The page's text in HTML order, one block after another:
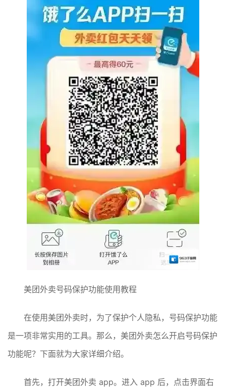
美团外卖号码保护功能使用教程
在使用美团外卖时，为了保护个人隐私，号码保护功能
是一项非常实用的工具。那么，美团外卖怎么开启号码保护
功能呢？下面就为大家详细介绍。
首先，打开美团外卖 app。进入 app 后，点击界面右